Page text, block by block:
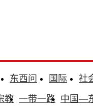
东西问 国际
社
教 一带一路 中国—